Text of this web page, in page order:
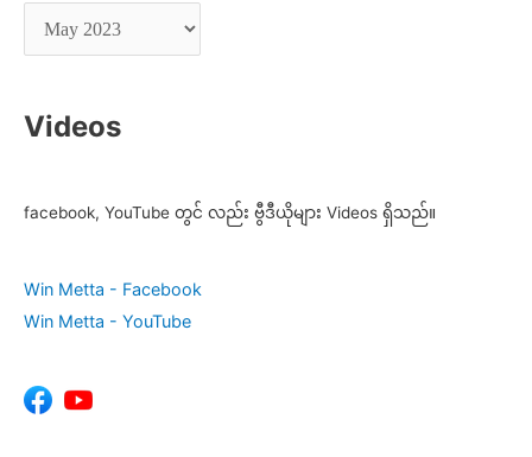
Videos
facebook, YouTube တွင် လည်း ဗွီဒီယိုများ Videos ရှိသည်။
Win Metta - Facebook
Win Metta - YouTube